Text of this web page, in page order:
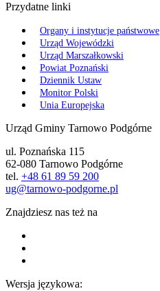
Przydatne linki
Organy i instytucje państwowe
Urząd Wojewódzki
Urząd Marszałkowski
Powiat Poznański
Dziennik Ustaw
Monitor Polski
Unia Europejska
Urząd Gminy Tarnowo Podgórne
ul. Poznańska 115
62-080 Tarnowo Podgórne
tel. +48 61 89 59 200
ug@tarnowo-podgorne.pl
Znajdziesz nas też na
Wersja językowa: